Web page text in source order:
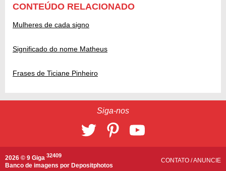
CONTEÚDO RELACIONADO
Mulheres de cada signo
Significado do nome Matheus
Frases de Ticiane Pinheiro
Siga-nos
2026 © 9 Giga 32409
Banco de imagens por Depositphotos
CONTATO /ANUNCIE